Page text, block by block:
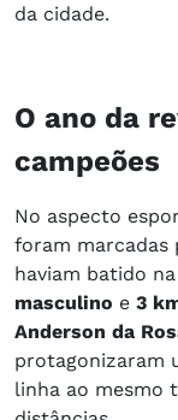
da cidade.
O ano da
campeões
No aspecto
foram marcadas
haviam batido
masculino e 3
Anderson da
protagonizaram
linha ao mesmo